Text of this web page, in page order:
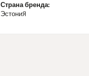
Страна бренда:
Эстония